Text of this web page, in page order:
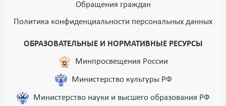
Обращения граждан
Политика конфиденциальности персональных данных
ОБРАЗОВАТЕЛЬНЫЕ И НОРМАТИВНЫЕ РЕСУРСЫ
Минпросвещения России
Министерство культуры РФ
Министерство науки и высшего образования РФ